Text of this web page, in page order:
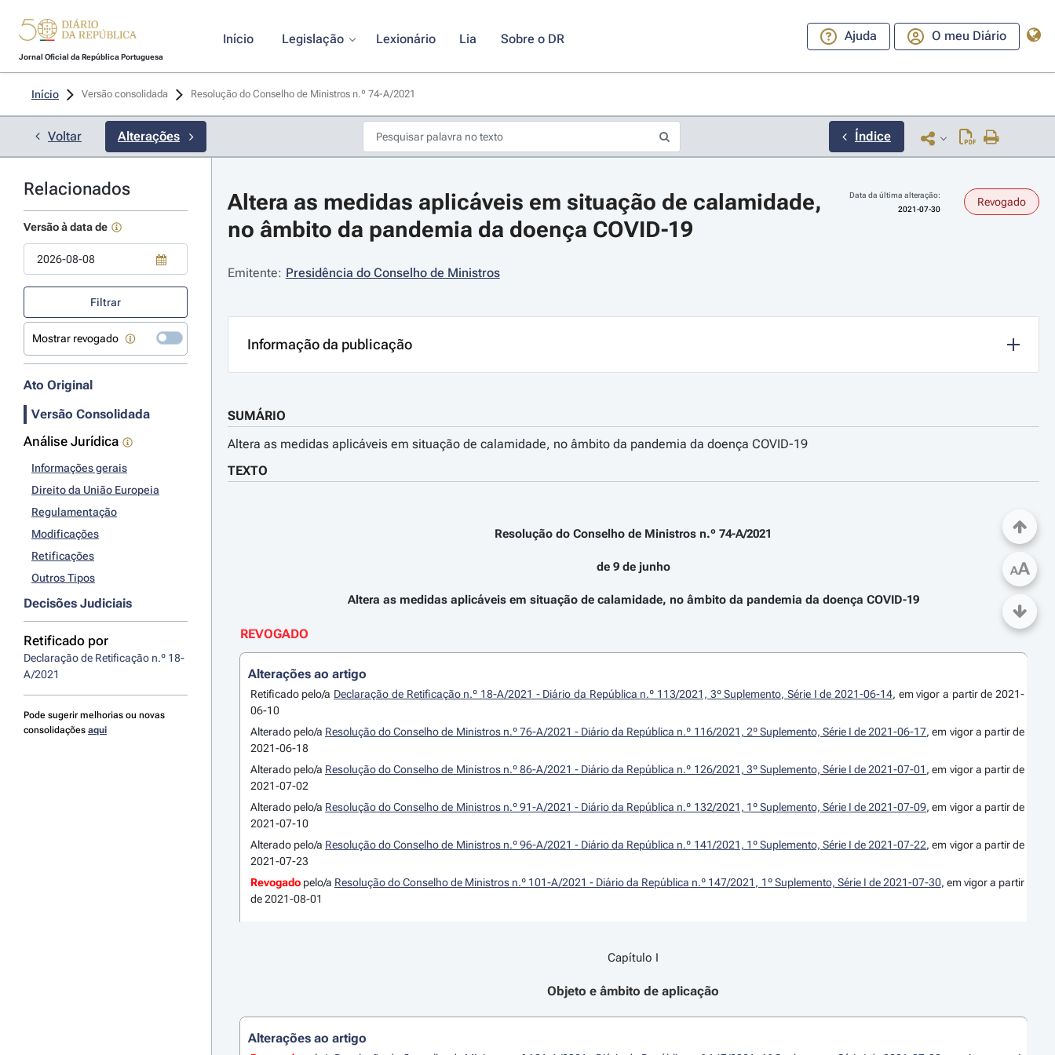
Jornal Oficial da República Portuguesa
Início Legislação Lexionário Lia Sobre o DR Ajuda O meu Diário
Início Versão consolidada Resolução do Conselho de Ministros n.º 74-A/2021
Voltar Alterações Índice
Relacionados
Versão à data de
Use a tecla de seta para baixo para abrir o calendário; Use as teclas de seta para navegar pelos dias do calendário; Use cmd ou ctrl + seta para a direita ou esquerda para navegar pelos meses; Use cmd ou ctrl +
Filtrar
Mostrar revogado
Ato Original
Versão Consolidada
Análise Jurídica
Informações gerais
Direito da União Europeia
Regulamentação
Modificações
Retificações
Outros Tipos
Decisões Judiciais
Retificado por
Declaração de Retificação n.º 18-
A/2021
Pode sugerir melhorias ou novas
consolidações aqui
Altera as medidas aplicáveis em situação de calamidade,
no âmbito da pandemia da doença COVID-19
Data da última alteração:
2021-07-30
Revogado
Emitente: Presidência do Conselho de Ministros
Informação da publicação
SUMÁRIO
Altera as medidas aplicáveis em situação de calamidade, no âmbito da pandemia da doença COVID-19
TEXTO
Resolução do Conselho de Ministros n.º 74-A/2021
de 9 de junho
Altera as medidas aplicáveis em situação de calamidade, no âmbito da pandemia da doença COVID-19
REVOGADO
Alterações ao artigo
Retificado pelo/a Declaração de Retificação n.º 18-A/2021 - Diário da República n.º 113/2021, 3º Suplemento, Série I de 2021-06-14, em vigor a partir de 2021-
06-10
Alterado pelo/a Resolução do Conselho de Ministros n.º 76-A/2021 - Diário da República n.º 116/2021, 2º Suplemento, Série I de 2021-06-17, em vigor a partir de
2021-06-18
Alterado pelo/a Resolução do Conselho de Ministros n.º 86-A/2021 - Diário da República n.º 126/2021, 3º Suplemento, Série I de 2021-07-01 , em vigor a partir de
2021-07-02
Alterado pelo/a Resolução do Conselho de Ministros n.º 91-A/2021 - Diário da República n.º 132/2021, 1º Suplemento, Série I de 2021-07-09, em vigor a partir de
2021-07-10
Alterado pelo/a Resolução do Conselho de Ministros n.º 96-A/2021 - Diário da República n.º 141/2021, 1º Suplemento, Série I de 2021-07-22, em vigor a partir de
2021-07-23
Revogadopelo/a Resolução do Conselho de Ministros n.º 101-A/2021 - Diário da República n.º 147/2021, 1º Suplemento, Série I de 2021-07-30, em vigor a partir
de 2021-08-01
Capítulo I
Objeto e âmbito de aplicação
Alterações ao artigo
AA